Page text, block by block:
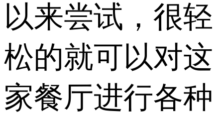
以来尝试，很轻
松的就可以对这
家餐厅进行各种